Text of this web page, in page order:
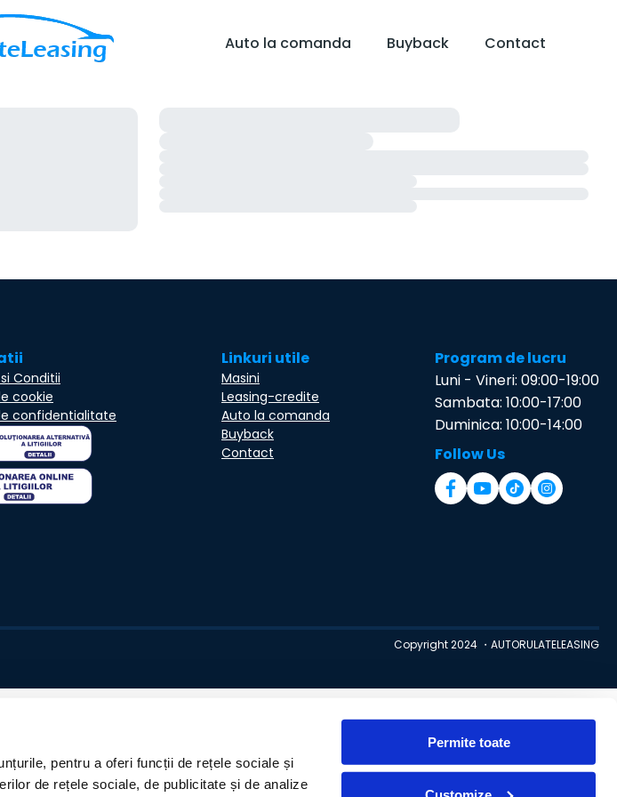
pentru a oferi funcții de rețele sociale și
de rețele sociale, de publicitate și de analize
Permite toate
Auto la comanda Buyback Contact
Conditii
cookie
confidentialitate
Linkuri utile
Masini
Leasing-credite
Auto la comanda
Buyback
Contact
Program de lucru
Luni - Vineri: 09:00-19:00
Sambata: 10:00-17:00
Duminica: 10:00-14:00
Follow Us
Copyright 2024 ・AUTORULATELEASING